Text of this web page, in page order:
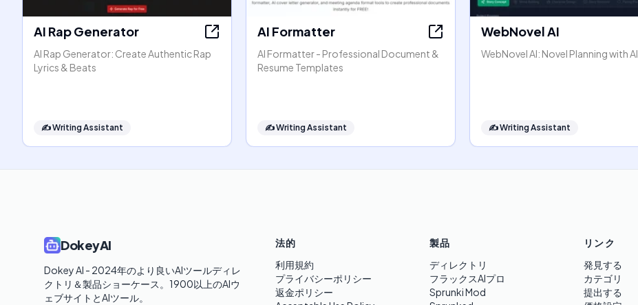
AI Rap Generator
AI Rap Generator: Create Authentic Rap
Lyrics & Beats
✍️Writing Assistant
AI Formatter
AI Formatter - Professional Document &
Resume Templates
✍️Writing Assistant
WebNovel AI
WebNovel AI: Novel Planning with AI
✍️Writing Assistant
DokeyAI
Dokey AI - 2024年のより良いAIツールディレ
クトリ＆製品ショーケース。1900以上のAIウ
ェブサイトとAIツール。
法的
利用規約
プライバシーポリシー
返金ポリシー
製品
ディレクトリ
フラックスAIプロ
Sprunki Mod
リンク
発見する
カテゴリ
提出する